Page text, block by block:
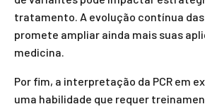
tratamento. A evolução contínua das
promete ampliar ainda mais suas
medicina.
Por fim, a interpretação da PCR em
uma habilidade que requer